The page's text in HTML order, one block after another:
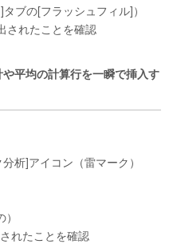
ブの[フラッシュフィル]）
されたことを確認
平均の計算行を一瞬で挿入す
析]アイコン（雷マーク）
れたことを確認